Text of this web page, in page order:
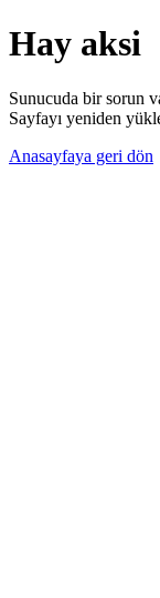
Hay aksi
Sunucuda bir sorun
Sayfayı yeniden
Anasayfaya geri dön